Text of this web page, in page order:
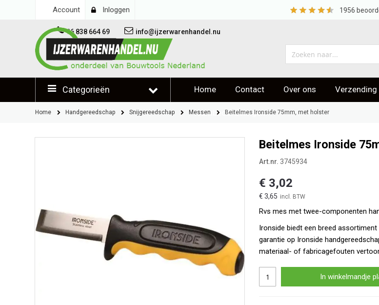
Account Inloggen 1956
06 838 664 69 info@ijzerwarenhandel.nu
Categorieën Home Contact Over ons Verzending
Klantbeoordelingen
Home Handgereedschap Snijgereedschap Messen Beitelmes Ironside 75mm, met holster
Beitelmes Ironside
Art.nr. 3745934
€ 3,65
€ 3,02
Rvs mes met twee-componenten
Ironside biedt een breed
garantie op Ironside
materiaal- of fabricagefouten
In winkelmandje